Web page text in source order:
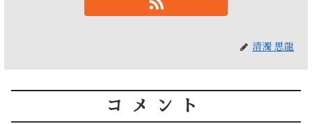
清濁 思龍
コメント